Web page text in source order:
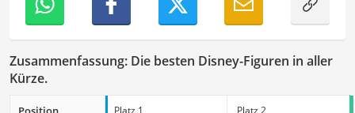
Zusammenfassung: Die besten Disney-Figuren in aller
Kürze.
Platz 1 Platz 2